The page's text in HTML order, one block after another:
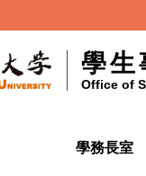
學生
Office of
學務長室